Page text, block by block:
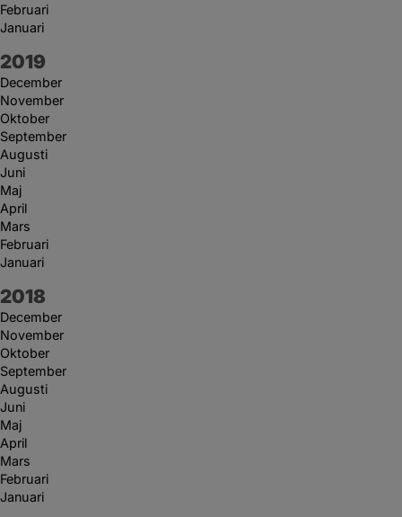
Februari
Januari
År:
2019
December
November
Oktober
September
Augusti
Juni
Maj
April
Mars
Februari
Januari
År:
2018
December
November
Oktober
September
Augusti
Juni
Maj
April
Mars
Februari
Januari